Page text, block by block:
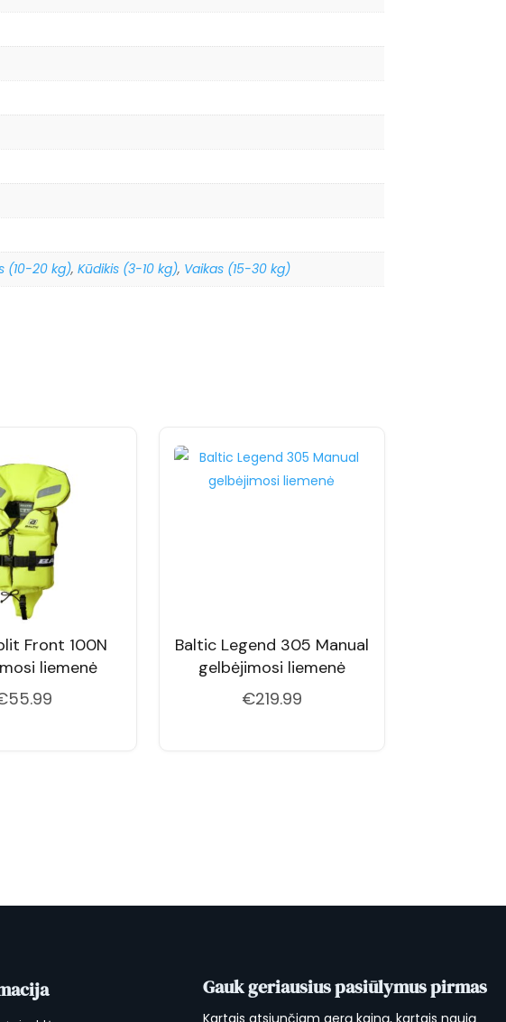
(10-20 kg),Kūdikis (3-10 kg), Vaikas (15-30 kg)
Front 100N
liemenė
55.99
Baltic Legend 305 Manual
gelbėjimosi liemenė
€219.99
Gauk geriausius pasiūlymus pirmas